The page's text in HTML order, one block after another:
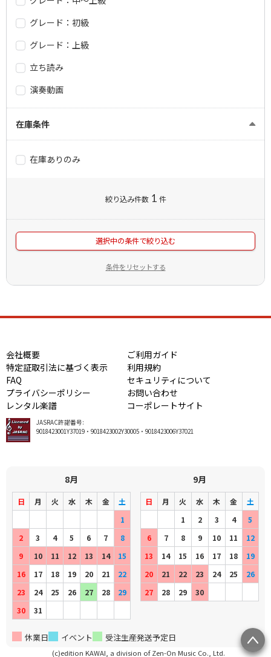
グレード：初級
グレード：上級
立ち読み
演奏動画
在庫条件
在庫ありのみ
絞り込み件数 1 件
選択中の条件で絞り込む
条件をリセットする
会社概要
ご利用ガイド
特定証取引法に基づく表示
利用規約
FAQ
セキュリティについて
プライバシーポリシー
お問い合わせ
レンタル楽譜
コーポレートサイト
JASRAC許諾番号:
9018423001Y37019・9018423002Y30005・9018423006Y37021
8月
日 月 火 水 木 金
土
1
2
3 4 5 6 7
8
9
10 11 12 13 14
15
16
17 18 19 20 21
22
23
24 25 26 27 28
29
30
31
9月
日 月 火 水 木 金
土
1
2 3 4
5
6
7 8 9 10 11
12
13
14 15 16 17 18
19
20
21 22 23 24 25
26
27
28 29 30
休業日 イベント 受注生産発送予定日
(c)edition KAWAI, a division of Zen-On Music Co., Ltd.